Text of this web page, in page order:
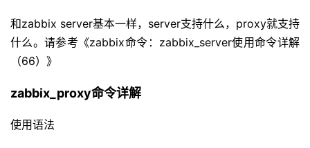
和zabbix server基本一样，server支持什么，proxy就支持
什么。请参考《zabbix命令：zabbix_server使用命令详解
（66）》
zabbix_proxy命令详解
使用语法